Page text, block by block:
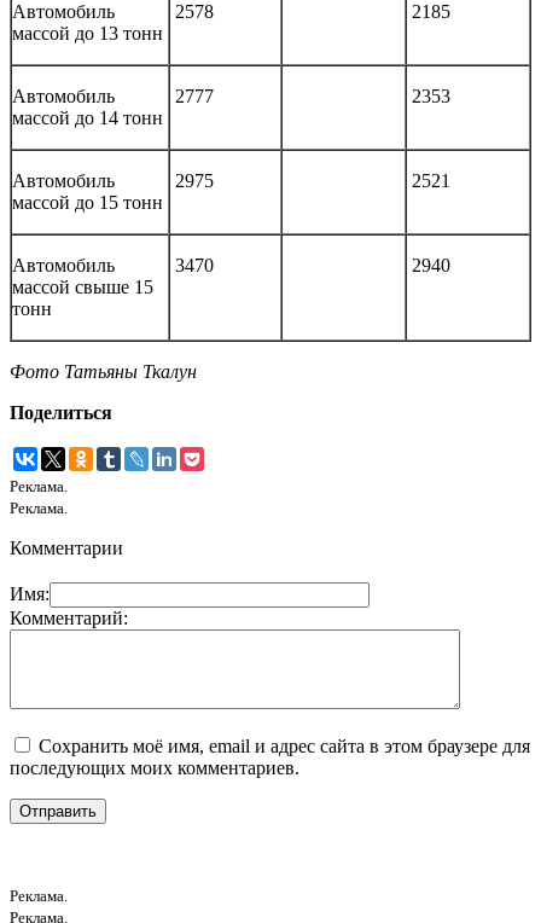
Автомобиль
массой до 13 тонн
2578 2185
Автомобиль
массой до 14 тонн
2777 2353
Автомобиль
массой до 15 тонн
2975 2521
Автомобиль
массой свыше 15
тонн
3470 2940
Фото Татьяны Ткалун
Поделиться
Реклама.
Реклама.
Комментарии
Имя:
Комментарий:
Сохранить моё имя, email и адрес сайта в этом браузере для
последующих моих комментариев.
Реклама.
Реклама.